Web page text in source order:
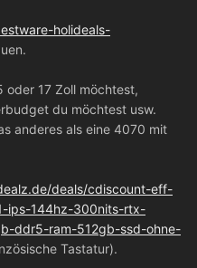
holideals-
oder 17 Zoll möchtest,
du möchtest usw.
anderes als eine 4070 mit
deals/cdiscount-eff-
ips-144hz-300nits-rtx-
ddr5-ram-512gb-ssd-ohne-
Tastatur).